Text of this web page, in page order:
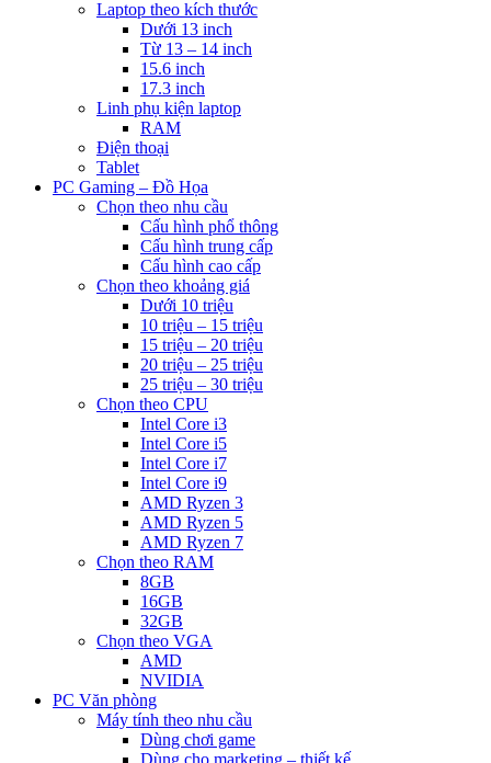
Laptop theo kích thước
Dưới 13 inch
Từ 13 – 14 inch
15.6 inch
17.3 inch
Linh phụ kiện laptop
RAM
Điện thoại
Tablet
PC Gaming – Đồ Họa
Chọn theo nhu cầu
Cấu hình phổ thông
Cấu hình trung cấp
Cấu hình cao cấp
Chọn theo khoảng giá
Dưới 10 triệu
10 triệu – 15 triệu
15 triệu – 20 triệu
20 triệu – 25 triệu
25 triệu – 30 triệu
Chọn theo CPU
Intel Core i3
Intel Core i5
Intel Core i7
Intel Core i9
AMD Ryzen 3
AMD Ryzen 5
AMD Ryzen 7
Chọn theo RAM
8GB
16GB
32GB
Chọn theo VGA
AMD
NVIDIA
PC Văn phòng
Máy tính theo nhu cầu
Dùng chơi game